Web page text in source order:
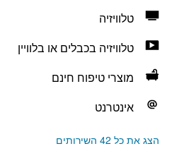
טלוויזיה
טלוויזיה בכבלים או בלוויין
מוצרי טיפוח חינם
אינטרנט
הצג את כל 42 השירותים